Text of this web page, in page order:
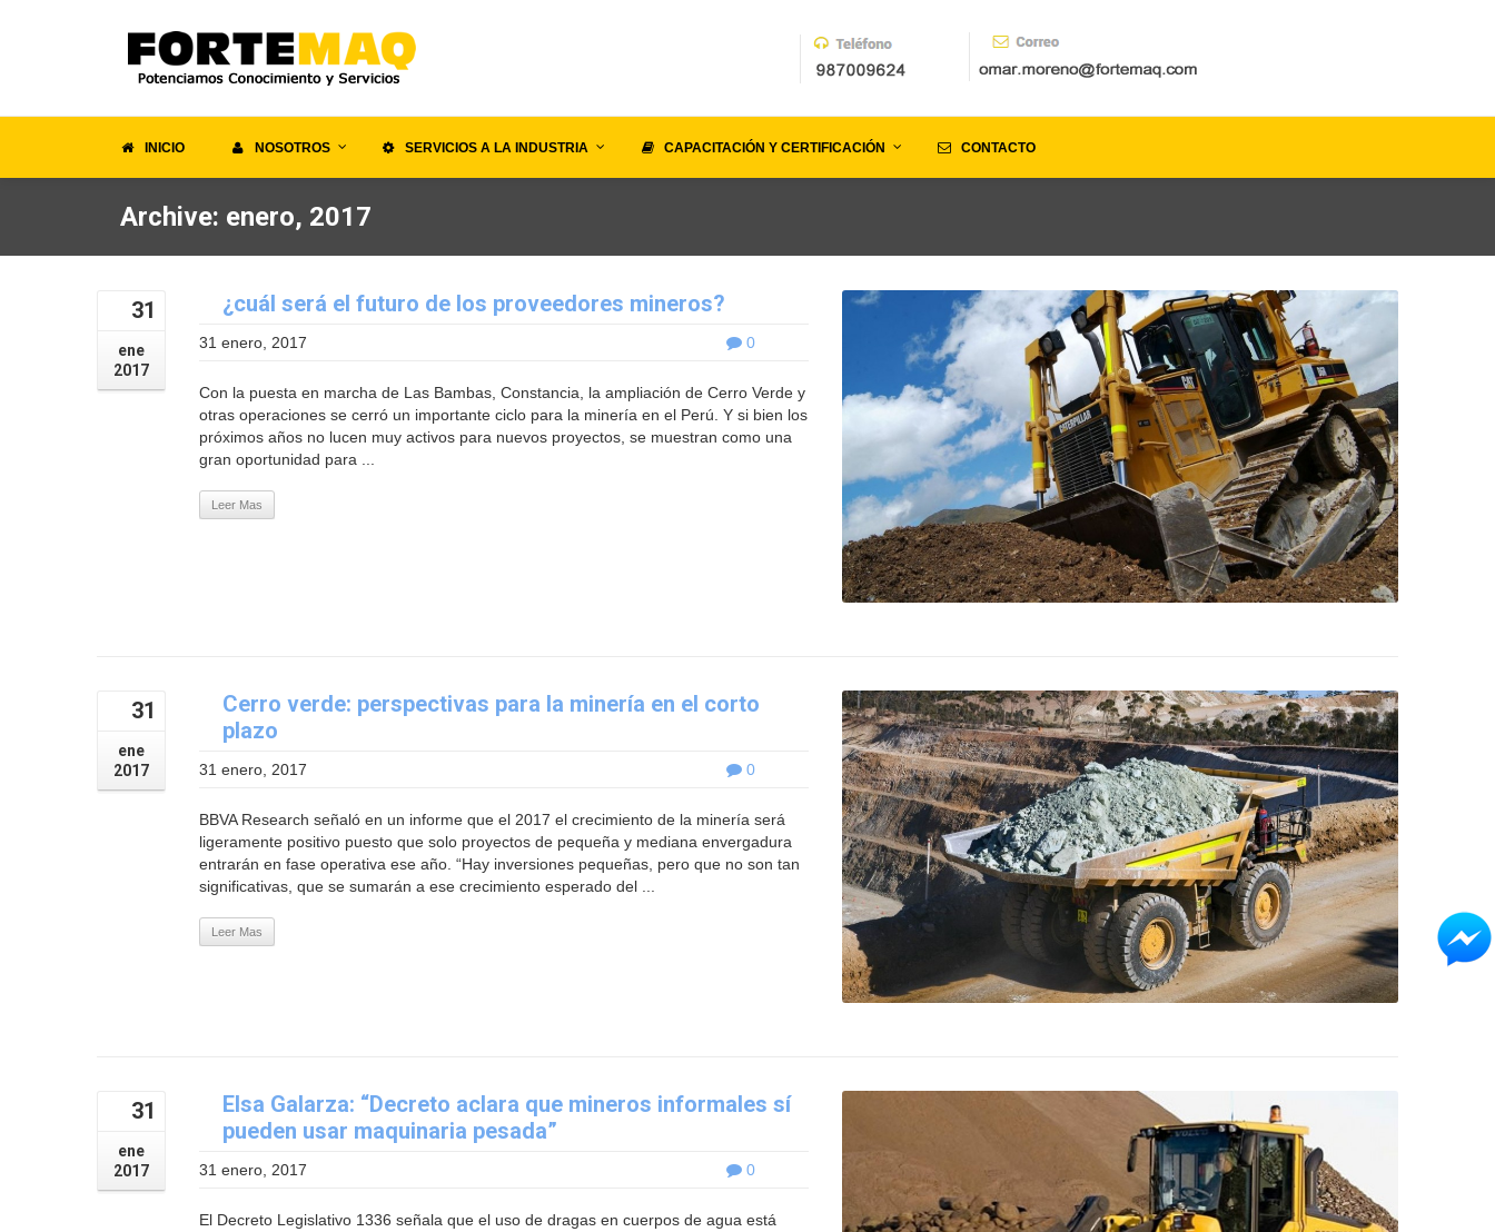
INICIO NOSOTROS SERVICIOS A LA INDUSTRIA CAPACITACIÓN Y CERTIFICACIÓN CONTACTO
Archive: enero, 2017
31
ene
2017
¿cuál será el futuro de los proveedores mineros?
0
31 enero, 2017
Con la puesta en marcha de Las Bambas, Constancia, la ampliación de Cerro Verde y
otras operaciones se cerró un importante ciclo para la minería en el Perú. Y si bien los
próximos años no lucen muy activos para nuevos proyectos, se muestran como una
gran oportunidad para ...
Leer Mas
31
ene
2017
Cerro verde: perspectivas para la minería en el corto
plazo
0
31 enero, 2017
BBVA Research señaló en un informe que el 2017 el crecimiento de la minería será
ligeramente positivo puesto que solo proyectos de pequeña y mediana envergadura
entrarán en fase operativa ese año. “Hay inversiones pequeñas, pero que no son tan
significativas, que se sumarán a ese crecimiento esperado del ...
Leer Mas
31
ene
2017
Elsa Galarza: “Decreto aclara que mineros informales sí
pueden usar maquinaria pesada”
0
31 enero, 2017
El Decreto Legislativo 1336 señala que el uso de dragas en cuerpos de agua está